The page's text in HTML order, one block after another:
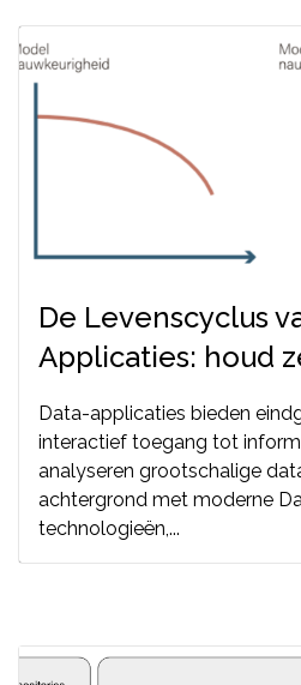
De Levenscyclus
Applicaties: houd
Data-applicaties bieden
interactief toegang tot
analyseren grootschalige
achtergrond met moderne
technologieën,...